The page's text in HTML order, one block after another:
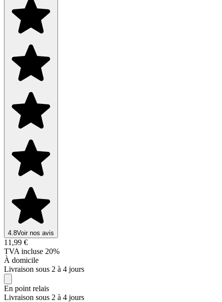
4.8Voir nos avis
11,99 €
TVA incluse 20%
À domicile
Livraison sous 2 à 4 jours
En point relais
Livraison sous 2 à 4 jours